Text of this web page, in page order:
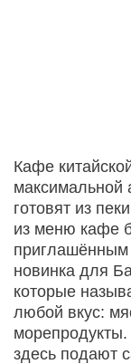
Кафе
максимальной
готовят из
из меню кафе
приглашённым
новинка для
которые
любой вкус:
здесь подают